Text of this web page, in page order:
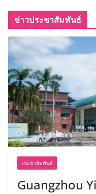
ข่าวประชาสัมพันธ์
ประชาสัมพันธ์
Guangzhou